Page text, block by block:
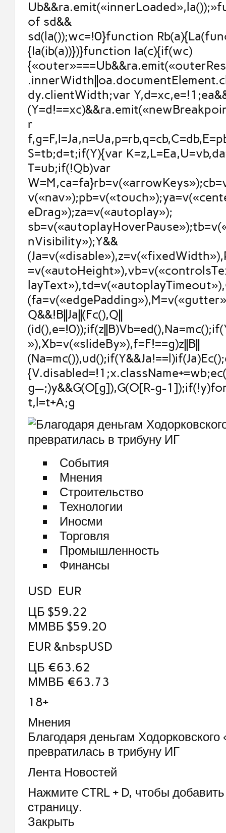
of sd&&
sd(la());wc=!0}function
{Ia(ib(a))})}function Ia(c){if(wc)
dy.clientWidth;var
r
S=tb;d=t;if(Y){var
T=ub;if(!Qb)var
eDrag»);za=v(«autoplay»);
nVisibility»);Y&&
Q&&!B||Ja||(Fc(),Q||
»),Xb=v(«slideBy»),f=F!==g)z||B||
g—;)y&&G(O[g]),G(O[R-g-
t,l=t+A;g
События
Мнения
Строительство
Технологии
Иносми
Торговля
Промышленность
Финансы
USD EUR
ЦБ $59.22
ММВБ $59.20
EUR &nbspUSD
ЦБ €63.62
ММВБ €63.73
18+
Мнения
Благодаря деньгам Ходорковского
превратилась в трибуну ИГ
Лента Новостей
Нажмите CTRL + D, чтобы добавить
страницу.
Закрыть